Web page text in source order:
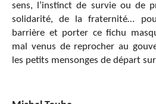
sens, l’instinct de survie ou de
solidarité, de la fraternité…
barrière et porter ce fichu
mal venus de reprocher au
les petits mensonges de départ